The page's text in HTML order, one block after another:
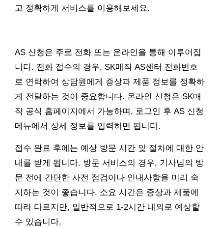
고 정확하게 서비스를 이용해보세요.
AS 신청은 주로 전화 또는 온라인을 통해 이루어집
니다. 전화 접수의 경우, SK매직 AS센터 전화번호
로 연락하여 상담원에게 증상과 제품 정보를 정확하
게 전달하는 것이 중요합니다. 온라인 신청은 SK매
직 공식 홈페이지에서 가능하며, 로그인 후 AS 신청
메뉴에서 상세 정보를 입력하면 됩니다.
접수 완료 후에는 예상 방문 시간 및 절차에 대한 안
내를 받게 됩니다. 방문 서비스의 경우, 기사님의 방
문 전에 간단한 사전 점검이나 안내사항을 미리 숙
지하는 것이 좋습니다. 소요 시간은 증상과 제품에
따라 다르지만, 일반적으로 1-2시간 내외로 예상할
수 있습니다.